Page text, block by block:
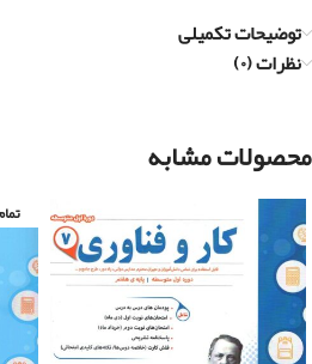
توضیحات تکمیلی
نظرات (۰)
محصولات مشابه